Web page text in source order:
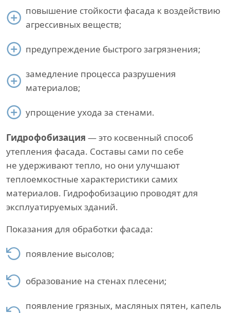
повышение стойкости фасада к воздействию
агрессивных веществ;
предупреждение быстрого загрязнения;
замедление процесса разрушения
материалов;
упрощение ухода за стенами.
Гидрофобизация — это косвенный способ
утепления фасада. Составы сами по себе
не удерживают тепло, но они улучшают
теплоемкостные характеристики самих
материалов. Гидрофобизацию проводят для
эксплуатируемых зданий.
Показания для обработки фасада:
появление высолов;
образование на стенах плесени;
появление грязных, масляных пятен, капель